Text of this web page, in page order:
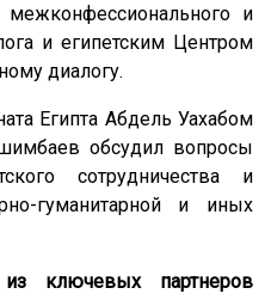
и
и египетским Центром
диалогу.
Египта Абдель Уахабом
обсудил вопросы
сотрудничества и
гуманитарной и иных
ключевых партнеров